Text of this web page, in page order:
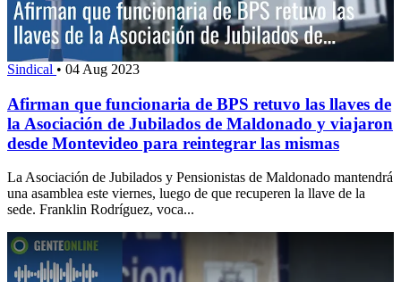
Sindical • 04 Aug 2023
Afirman que funcionaria de BPS retuvo las llaves de
la Asociación de Jubilados de Maldonado y viajaron
desde Montevideo para reintegrar las mismas
La Asociación de Jubilados y Pensionistas de Maldonado mantendrá
una asamblea este viernes, luego de que recuperen la llave de la
sede. Franklin Rodríguez, voca...